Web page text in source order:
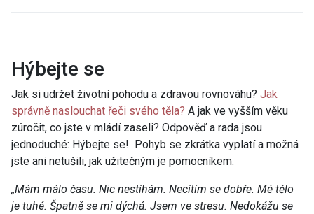
Hýbejte se
Jak si udržet životní pohodu a zdravou rovnováhu? Jak
správně naslouchat řeči svého těla? A jak ve vyšším věku
zúročit, co jste v mládí zaseli? Odpověď a rada jsou
jednoduché: Hýbejte se! Pohyb se zkrátka vyplatí a možná
jste ani netušili, jak užitečným je pomocníkem.
„Mám málo času. Nic nestíhám. Necítím se dobře. Mé tělo
je tuhé. Špatně se mi dýchá. Jsem ve stresu. Nedokážu se